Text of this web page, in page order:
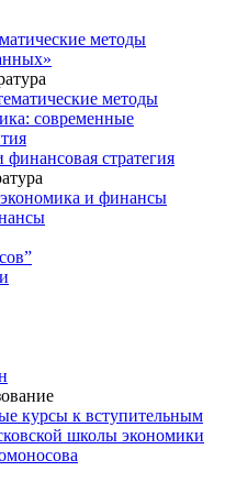
методы
методы
современные
стратегия
и финансы
курсы к вступительным
школы экономики